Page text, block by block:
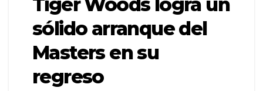
Tiger Woods logra un
sólido arranque del
Masters en su
regreso